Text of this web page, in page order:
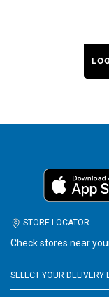
STORE LOCATOR
Check stores near